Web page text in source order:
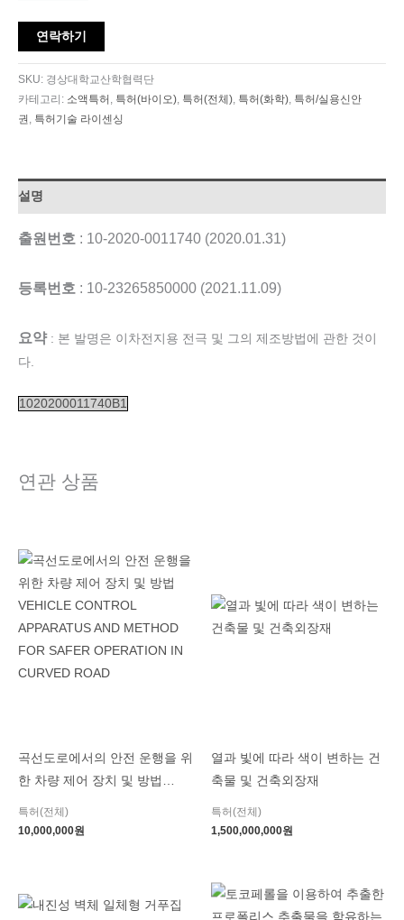
연락하기
SKU: 경상대학교산학협력단
카테고리: 소액특허 , 특허(바이오), 특허(전체), 특허(화학), 특허/실용신안
권 , 특허기술 라이센싱
설명
출원번호 : 10-2020-0011740 (2020.01.31)
등록번호 : 10-23265850000 (2021.11.09)
요약 : 본 발명은 이차전지용 전극 및 그의 제조방법에 관한 것이
다.
1020200011740B1
연관 상품
곡선도로에서의 안전 운행을 위
한 차량 제어 장치 및 방법
APPARATUS AND METHOD
특허(전체)
10,000,000원
열과 빛에 따라 색이 변하는 건
축물 및 건축외장재
특허(전체)
1,500,000,000원